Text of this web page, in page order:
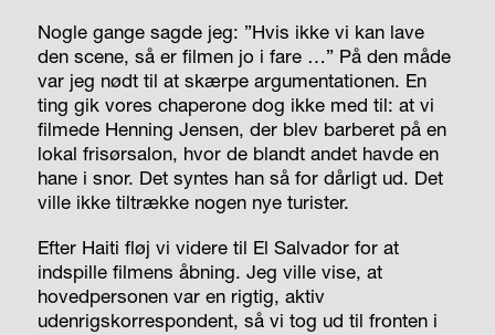
Nogle gange sagde jeg: ”Hvis ikke vi kan lave
den scene, så er filmen jo i fare …” På den måde
var jeg nødt til at skærpe argumentationen. En
ting gik vores chaperone dog ikke med til: at vi
filmede Henning Jensen, der blev barberet på en
lokal frisørsalon, hvor de blandt andet havde en
hane i snor. Det syntes han så for dårligt ud. Det
ville ikke tiltrække nogen nye turister.
Efter Haiti fløj vi videre til El Salvador for at
indspille filmens åbning. Jeg ville vise, at
hovedpersonen var en rigtig, aktiv
udenrigskorrespondent, så vi tog ud til fronten i